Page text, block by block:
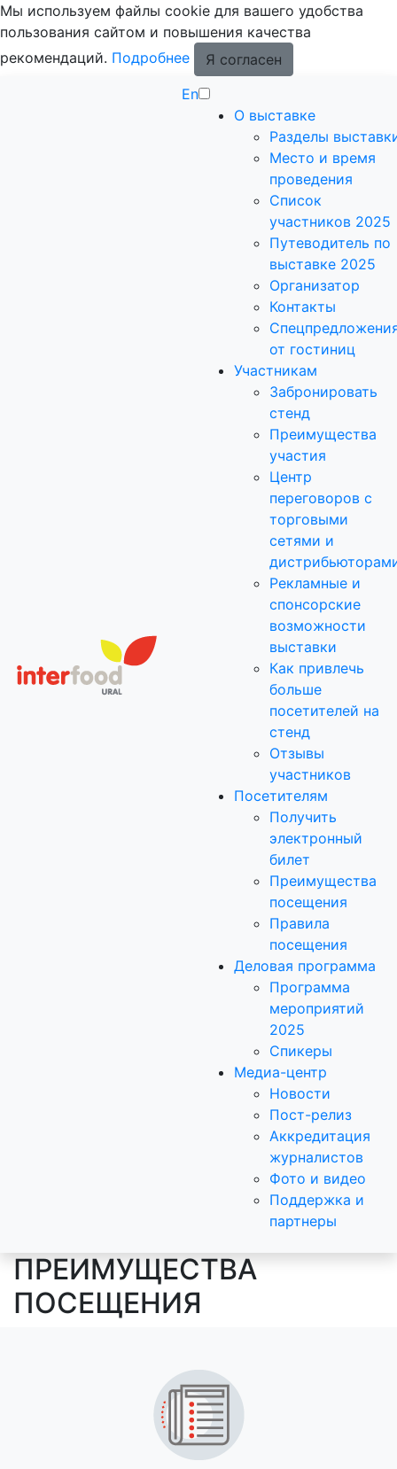
Мы используем файлы cookie для вашего удобства
пользования сайтом и повышения качества
рекомендаций. Подробнее
Я согласен
En
О выставке
Разделы
Место и время
проведения
Список
участников 2025
Путеводитель по
выставке 2025
Организатор
Контакты
от гостиниц
Участникам
Забронировать
стенд
Преимущества
участия
Центр
переговоров с
торговыми
сетями и
Рекламные и
спонсорские
возможности
выставки
Как привлечь
больше
посетителей на
стенд
Отзывы
участников
Посетителям
Получить
электронный
билет
Преимущества
посещения
Правила
посещения
Деловая программа
Программа
мероприятий
2025
Спикеры
Медиа-центр
Новости
Пост-релиз
Аккредитация
журналистов
Фото и видео
Поддержка и
партнеры
ПРЕИМУЩЕСТВА
ПОСЕЩЕНИЯ